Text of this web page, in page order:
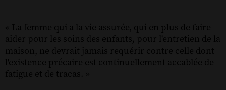
« La femme qui a la vie assurée, qui en plus de faire
aider pour les soins des enfants, pour l'entretien de la
maison, ne devrait jamais requérir contre celle dont
l'existence précaire est continuellement accablée de
fatigue et de tracas. »